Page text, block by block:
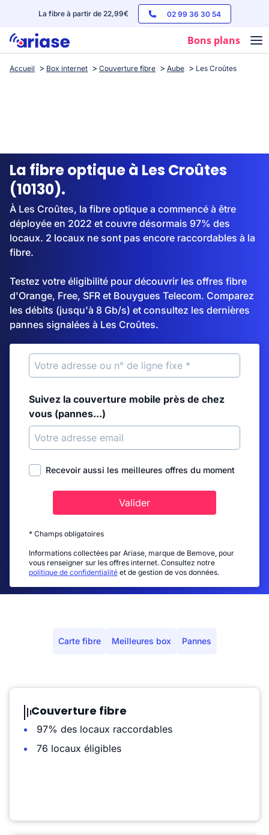
La fibre à partir de 22,99€ 02 99 36 30 54
Bons plans
Box internet
Streaming
Accueil Box internet Couverture fibre Aube Les Croûtes
La fibre optique à Les Croûtes
(10130).
À Les Croûtes, la fibre optique a commencé à être
déployée en 2022 et couvre désormais 97% des
locaux. 2 locaux ne sont pas encore raccordables à la
fibre.
Testez votre éligibilité pour découvrir les offres fibre
d'Orange, Free, SFR et Bouygues Telecom. Comparez
les débits (jusqu'à 8 Gb/s) et consultez les dernières
pannes signalées à Les Croûtes.
Suivez la couverture mobile près de chez
vous (pannes...)
Recevoir aussi les meilleures offres du moment
Valider
* Champs obligatoires
Informations collectées par Ariase, marque de Bemove, pour
vous renseigner sur les offres internet. Consultez notre
politique de confidentialité et de gestion de vos données.
Carte fibre Meilleures box Pannes
Couverture fibre
97% des locaux raccordables
76 locaux éligibles